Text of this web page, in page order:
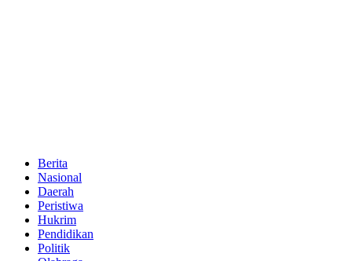
Berita
Nasional
Daerah
Peristiwa
Hukrim
Pendidikan
Politik